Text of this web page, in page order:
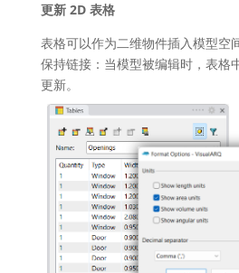
更新 2D 表格
表格可以作为二维物件插入模型空
保持链接：当模型被编辑时，表格
更新。